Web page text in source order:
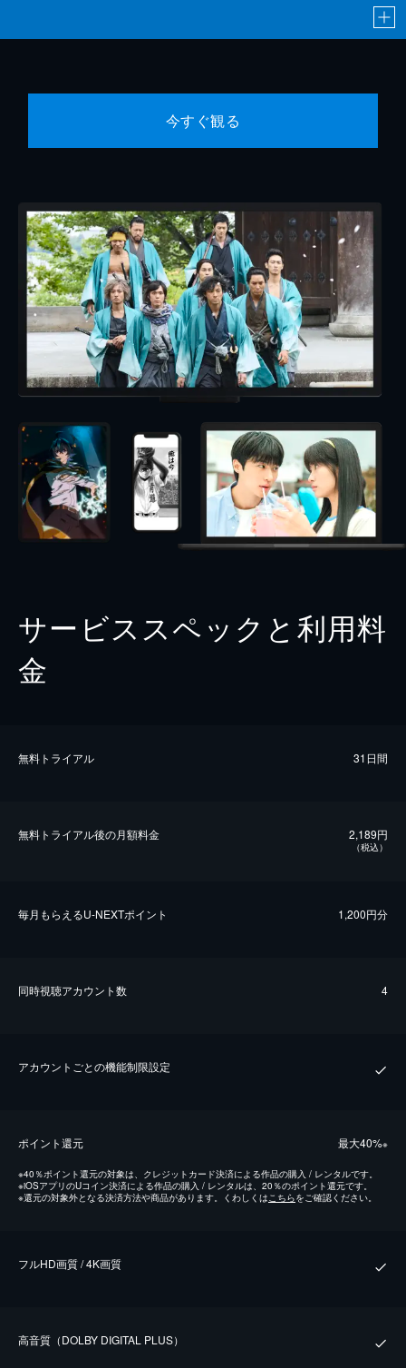
今すぐ観る
サービススペックと利用料
金
無料トライアル 31日間
無料トライアル後の⽉額料金 2,189円
（税込）
毎⽉もらえるU-NEXTポイント 1,200円分
同時視聴アカウント数 4
アカウントごとの機能制限設定
ポイント還元 最⼤40%※
※40％ポイント還元の対象は、クレジットカード決済による作品の購入 / レンタルです。
※iOSアプリのUコイン決済による作品の購入 / レンタルは、20％のポイント還元です。
※還元の対象外となる決済方法や商品があります。くわしくはこちらをご確認ください。
フルHD画質 / 4K画質
⾼⾳質（DOLBY DIGITAL PLUS）